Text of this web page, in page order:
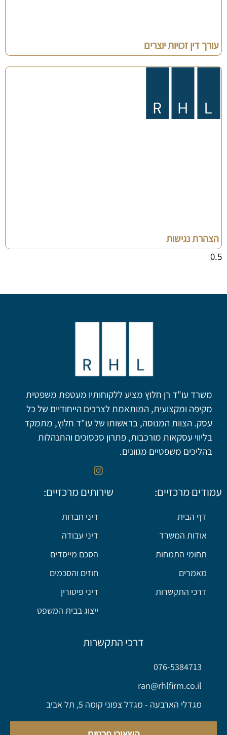
עורך דין זכויות יוצרים
הצהרת נגישות
משרד עו"ד רן חלוץ מציע ללקוחותיו מעטפת משפטית
מקיפה ומקצועית, המותאמת לצרכים הייחודיים של כל
עסק. הצוות המנוסה, בראשותו של עו"ד חלוץ, מתמקד
בליווי עסקאות מורכבות, פתרון סכסוכים והתנהלות
בהליכים משפטיים מגוונים.
עמודים מרכזיים:
דף הבית
אודות המשרד
תחומי התמחות
מאמרים
דרכי התקשרות
שירותים מרכזיים:
דיני חברות
דיני עבודה
הסכם מייסדים
חוזים והסכמים
דיני פיטורין
ייצוג בבית המשפט
דרכי התקשרות
076-5384713
ran@rhlfirm.co.il
מגדלי הארבעה - מגדל צפוני קומה 5, תל אביב